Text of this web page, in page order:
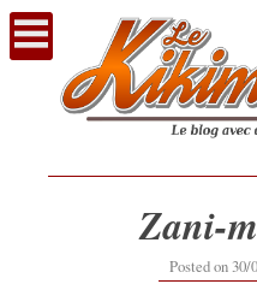
Voir
contenu
Zani-
Posted on 30/